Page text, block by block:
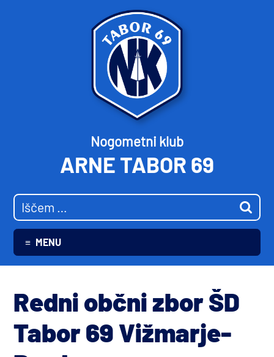
Nogometni klub
ARNE TABOR 69
MENU
Redni občni zbor ŠD
Tabor 69 Vižmarje-